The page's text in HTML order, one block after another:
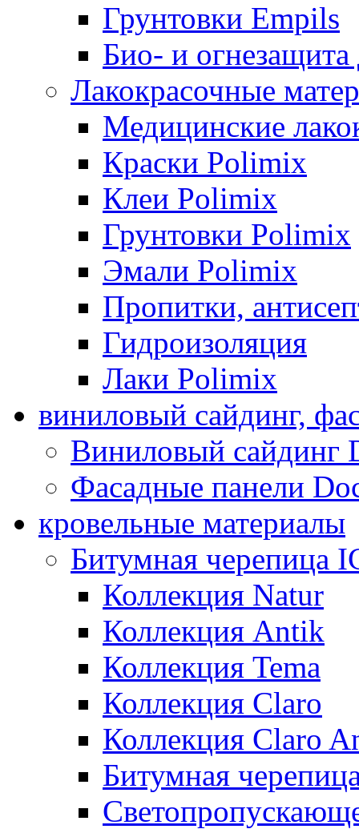
Грунтовки Empils
Био- и
Лакокрасочные
Медицинские
Краски Polimix
Клеи Polimix
Грунтовки Polimix
Эмали Polimix
Пропитки,
Гидроизоляция
Лаки Polimix
виниловый сайдинг,
Виниловый сайдинг
Фасадные панели
кровельные материалы
Битумная черепица
Коллекция Natur
Коллекция Antik
Коллекция Tema
Коллекция Claro
Коллекция Claro
Битумная